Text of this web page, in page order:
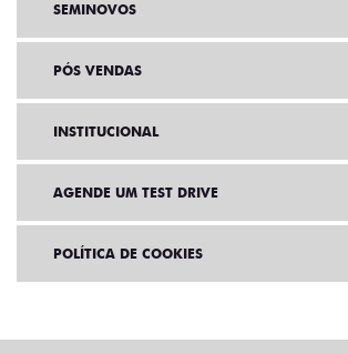
SEMINOVOS
PÓS VENDAS
INSTITUCIONAL
AGENDE UM TEST DRIVE
POLÍTICA DE COOKIES